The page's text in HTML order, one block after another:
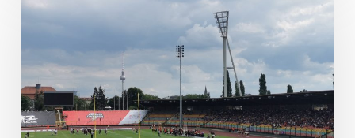
holt
schwedischen